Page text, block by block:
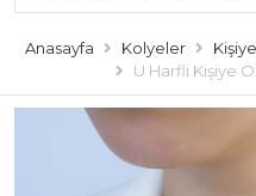
Anasayfa Kolyeler
U Harfli Kişiye